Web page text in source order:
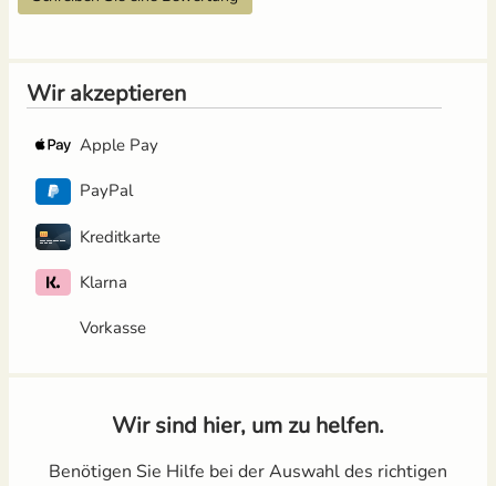
Wir akzeptieren
Apple Pay
PayPal
Kreditkarte
Klarna
Vorkasse
Wir sind hier, um zu helfen.
Benötigen Sie Hilfe bei der Auswahl des richtigen